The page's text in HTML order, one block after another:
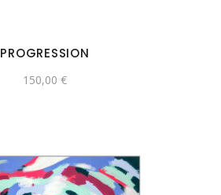
PROGRESSION
150,00 €